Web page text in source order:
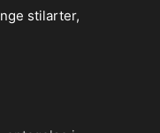
stilarter,